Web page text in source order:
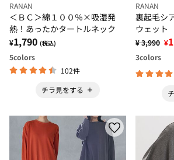
RANAN
＜ＢＣ＞綿１００％×吸湿発
熱！あったかタートルネック
¥1,790 (税込)
5colors
102件
チラ見をする
RANAN
裏起毛シ
ウェット
¥ 3,990 ¥
3colors